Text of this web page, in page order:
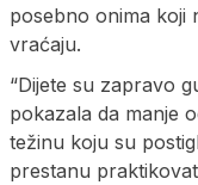
posebno onima koji
vraćaju.
“Dijete su zapravo
pokazala da manje
težinu koju su
prestanu